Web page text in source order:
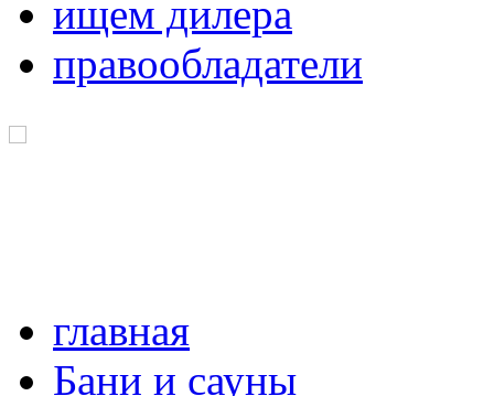
ищем дилера
правообладатели
главная
Бани и сауны